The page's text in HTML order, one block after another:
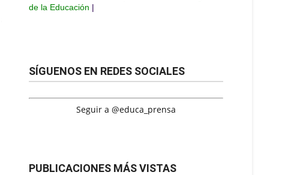
de la Educación |
SÍGUENOS EN REDES SOCIALES
Seguir a @educa_prensa
PUBLICACIONES MÁS VISTAS